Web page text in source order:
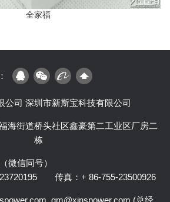
全家福
公司 深圳市新斯宝科技有限公司
海街道桥头社区鑫豪第二工业区厂房二
栋
微信同号）
传真：+ 86-755-23500926
gm@xinspower.com (总经